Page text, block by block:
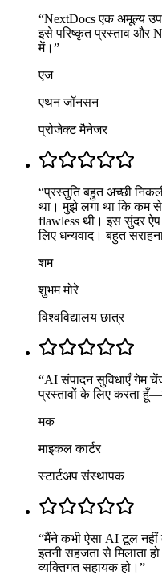
“NextDocs एक अमूल्य
इसे परिष्कृत प्रस्ताव और
में। ”
एज
एथन जॉनसन
प्रोजेक्ट मैनेजर
“प्रस्तुति बहुत अच्छी
था। मुझे लगा था कि कम
flawless थी। इस सुंदर
लिए धन्यवाद। बहुत
शम
शुभम मोरे
विश्वविद्यालय छात्र
“AI संपादन सुविधाएँ गेम
प्रस्तावों के लिए करता
मक
माइकल कार्टर
स्टार्टअप संस्थापक
“मैंने कभी ऐसा AI टूल नहीं
इतनी सहजता से मिलाता
व्यक्तिगत सहायक हो। ”